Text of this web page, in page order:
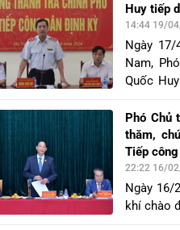
huyện
việc thực
liệt sỹ.
Huy tiếp
14:44 19/
Ngày
Nam,
Quốc
Quảng,
Xuyên,
đại diện
Dự án
Nam.
Phó Chủ
thăm,
Tiếp
22:22 16/
Ngày 16/
khí chào